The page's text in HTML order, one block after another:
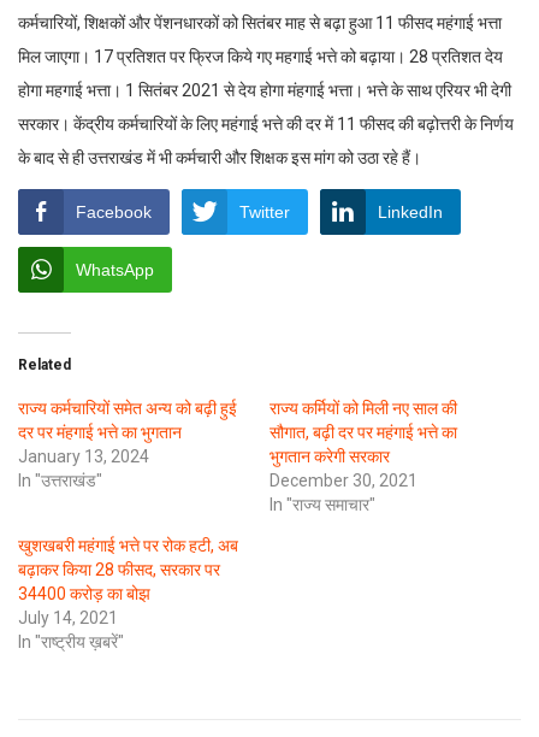
कर्मचारियों, शिक्षकों और पेंशनधारकों को सितंबर माह से बढ़ा हुआ 11 फीसद महंगाई भत्ता
मिल जाएगा। 17 प्रतिशत पर फ्रिज किये गए महगाई भत्ते को बढ़ाया। 28 प्रतिशत देय
होगा महगाई भत्ता। 1 सितंबर 2021 से देय होगा मंहगाई भत्ता। भत्ते के साथ एरियर भी देगी
सरकार। केंद्रीय कर्मचारियों के लिए महंगाई भत्ते की दर में 11 फीसद की बढ़ोत्तरी के निर्णय
के बाद से ही उत्तराखंड में भी कर्मचारी और शिक्षक इस मांग को उठा रहे हैं।
Facebook Twitter LinkedIn
WhatsApp
Related
राज्य कर्मचारियों समेत अन्य को बढ़ी हुई
दर पर मंहगाई भत्ते का भुगतान
January 13, 2024
In "उत्तराखंड"
राज्य कर्मियों को मिली नए साल की
सौगात, बढ़ी दर पर महंगाई भत्ते का
भुगतान करेगी सरकार
December 30, 2021
In "राज्य समाचार"
खुशखबरी महंगाई भत्ते पर रोक हटी, अब
बढ़ाकर किया 28 फीसद, सरकार पर
34400 करोड़ का बोझ
July 14, 2021
In "राष्ट्रीय ख़बरें"